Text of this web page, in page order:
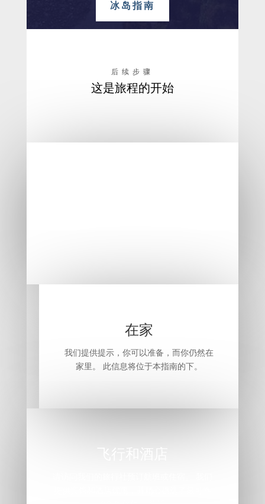
冰岛指南
后续步骤
这是旅程的开始
在家
我们提供提示，你可以准备，而你仍然在
家里。 此信息将位于本指南的下。